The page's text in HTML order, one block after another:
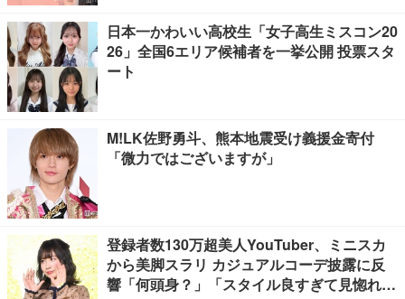
日本一かわいい高校生「女子高生ミスコン20
26」全国6エリア候補者を一挙公開 投票スタ
ート
M!LK佐野勇斗、熊本地震受け義援金寄付
「微力ではございますが」
登録者数130万超美人YouTuber、ミニスカ
から美脚スラリ カジュアルコーデ披露に反
響「何頭身？」「スタイル良すぎて見惚れ